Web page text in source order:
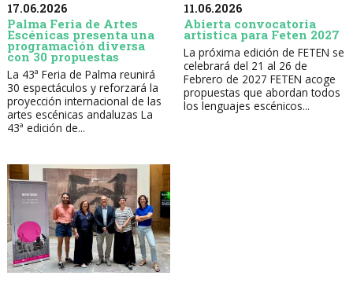
17.06.2026
Palma Feria de Artes
Escénicas presenta una
programación diversa
con 30 propuestas
La 43ª Feria de Palma reunirá
30 espectáculos y reforzará la
proyección internacional de las
artes escénicas andaluzas La
43ª edición de...
11.06.2026
Abierta convocatoria
artística para Feten 2027
La próxima edición de FETEN se
celebrará del 21 al 26 de
Febrero de 2027 FETEN acoge
propuestas que abordan todos
los lenguajes escénicos...